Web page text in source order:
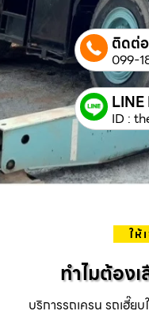
ติดต่
099-
LINE
ID :
ให้
ทำไมต้อง
บริการรถเครน รถเฮี๊ย